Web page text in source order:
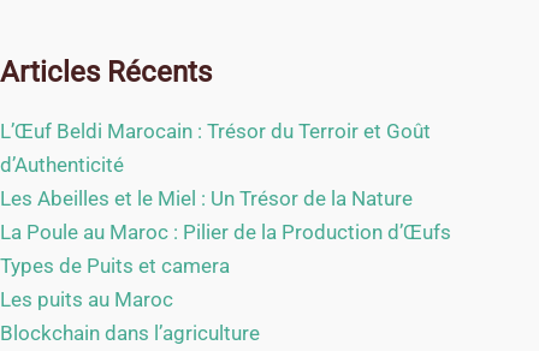
Articles Récents
L’Œuf Beldi Marocain : Trésor du Terroir et Goût
d’Authenticité
Les Abeilles et le Miel : Un Trésor de la Nature
La Poule au Maroc : Pilier de la Production d’Œufs
Types de Puits et camera
Les puits au Maroc
Blockchain dans l’agriculture